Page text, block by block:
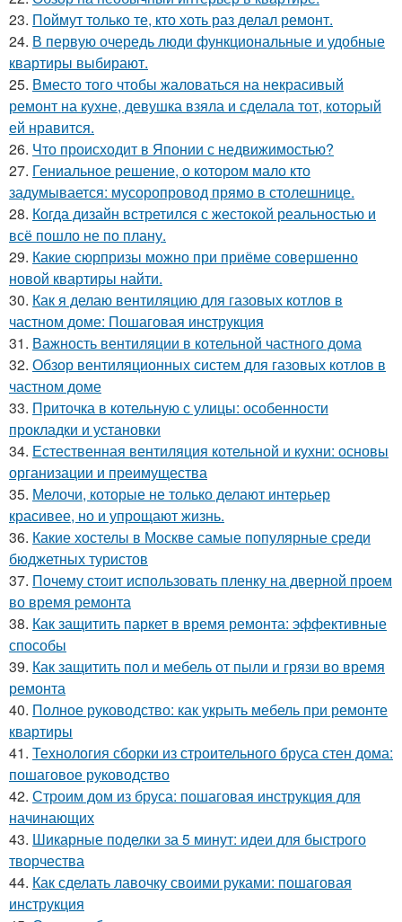
23. Поймут только те, кто хоть раз делал ремонт.
24. В первую очередь люди функциональные и удобные
квартиры выбирают.
25. Вместо того чтобы жаловаться на некрасивый
ремонт на кухне, девушка взяла и сделала тот, который
ей нравится.
26. Что происходит в Японии с недвижимостью?
27. Гениальное решение, о котором мало кто
задумывается: мусоропровод прямо в столешнице.
28. Когда дизайн встретился с жестокой реальностью и
всё пошло не по плану.
29. Какие сюрпризы можно при приёме совершенно
новой квартиры найти.
30. Как я делаю вентиляцию для газовых котлов в
частном доме: Пошаговая инструкция
31. Важность вентиляции в котельной частного дома
32. Обзор вентиляционных систем для газовых котлов в
частном доме
33. Приточка в котельную с улицы: особенности
прокладки и установки
34. Естественная вентиляция котельной и кухни: основы
организации и преимущества
35. Мелочи, которые не только делают интерьер
красивее, но и упрощают жизнь.
36. Какие хостелы в Москве самые популярные среди
бюджетных туристов
37. Почему стоит использовать пленку на дверной проем
во время ремонта
38. Как защитить паркет в время ремонта: эффективные
способы
39. Как защитить пол и мебель от пыли и грязи во время
ремонта
40. Полное руководство: как укрыть мебель при ремонте
квартиры
41. Технология сборки из строительного бруса стен дома:
пошаговое руководство
42. Строим дом из бруса: пошаговая инструкция для
начинающих
43. Шикарные поделки за 5 минут: идеи для быстрого
творчества
44. Как сделать лавочку своими руками: пошаговая
инструкция